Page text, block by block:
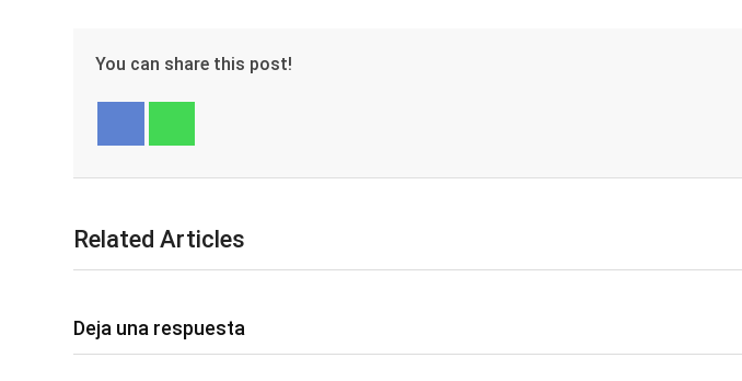
You can share this post!
Related Articles
Deja una respuesta